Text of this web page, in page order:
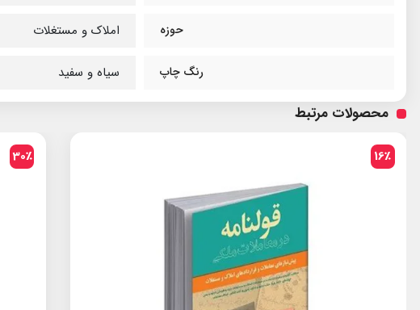
حوزه املاک و مستغلات
رنگ چاپ سیاه و سفید
محصولات مرتبط
16٪ 30٪